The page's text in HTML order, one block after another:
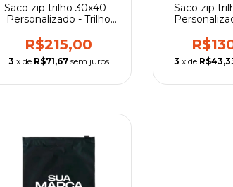
Saco zip trilho 30x40 -
Personalizado - Trilho
R$215,00
3 x de R$71,67 sem juros
Saco zip
3 x de